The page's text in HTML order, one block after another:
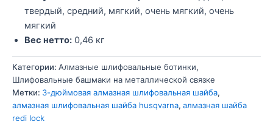
твердый, средний, мягкий, очень мягкий, очень
мягкий
Вес нетто: 0,46 кг
Категории: Алмазные шлифовальные ботинки,
Шлифовальные башмаки на металлической связке
Метки: 3-дюймовая алмазная шлифовальная шайба,
алмазная шлифовальная шайба husqvarna, алмазная шайба
redi lock